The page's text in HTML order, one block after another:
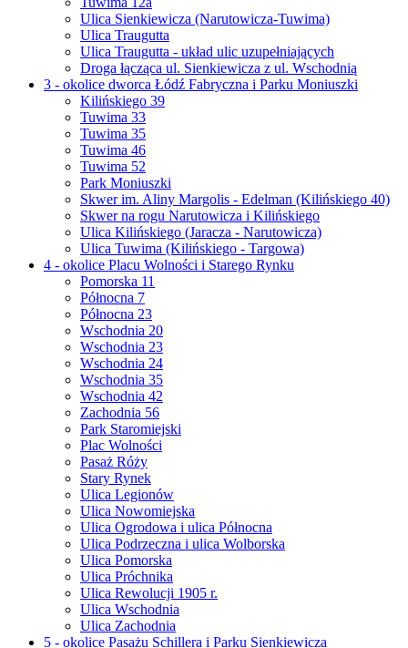
Ulica Sienkiewicza (Narutowicza-Tuwima)
Ulica Traugutta
Ulica Traugutta - układ ulic uzupełniających
Droga łącząca ul. Sienkiewicza z ul. Wschodnią
3 - okolice dworca Łódź Fabryczna i Parku Moniuszki
Kilińskiego 39
Tuwima 33
Tuwima 35
Tuwima 46
Tuwima 52
Park Moniuszki
Skwer im. Aliny Margolis - Edelman (Kilińskiego 40)
Skwer na rogu Narutowicza i Kilińskiego
Ulica Kilińskiego (Jaracza - Narutowicza)
Ulica Tuwima (Kilińskiego - Targowa)
4 - okolice Placu Wolności i Starego Rynku
Pomorska 11
Północna 7
Północna 23
Wschodnia 20
Wschodnia 23
Wschodnia 24
Wschodnia 35
Wschodnia 42
Zachodnia 56
Park Staromiejski
Plac Wolności
Pasaż Róży
Stary Rynek
Ulica Legionów
Ulica Nowomiejska
Ulica Ogrodowa i ulica Północna
Ulica Podrzeczna i ulica Wolborska
Ulica Pomorska
Ulica Próchnika
Ulica Rewolucji 1905 r.
Ulica Wschodnia
Ulica Zachodnia
5 - okolice Pasażu Schillera i Parku Sienkiewicza